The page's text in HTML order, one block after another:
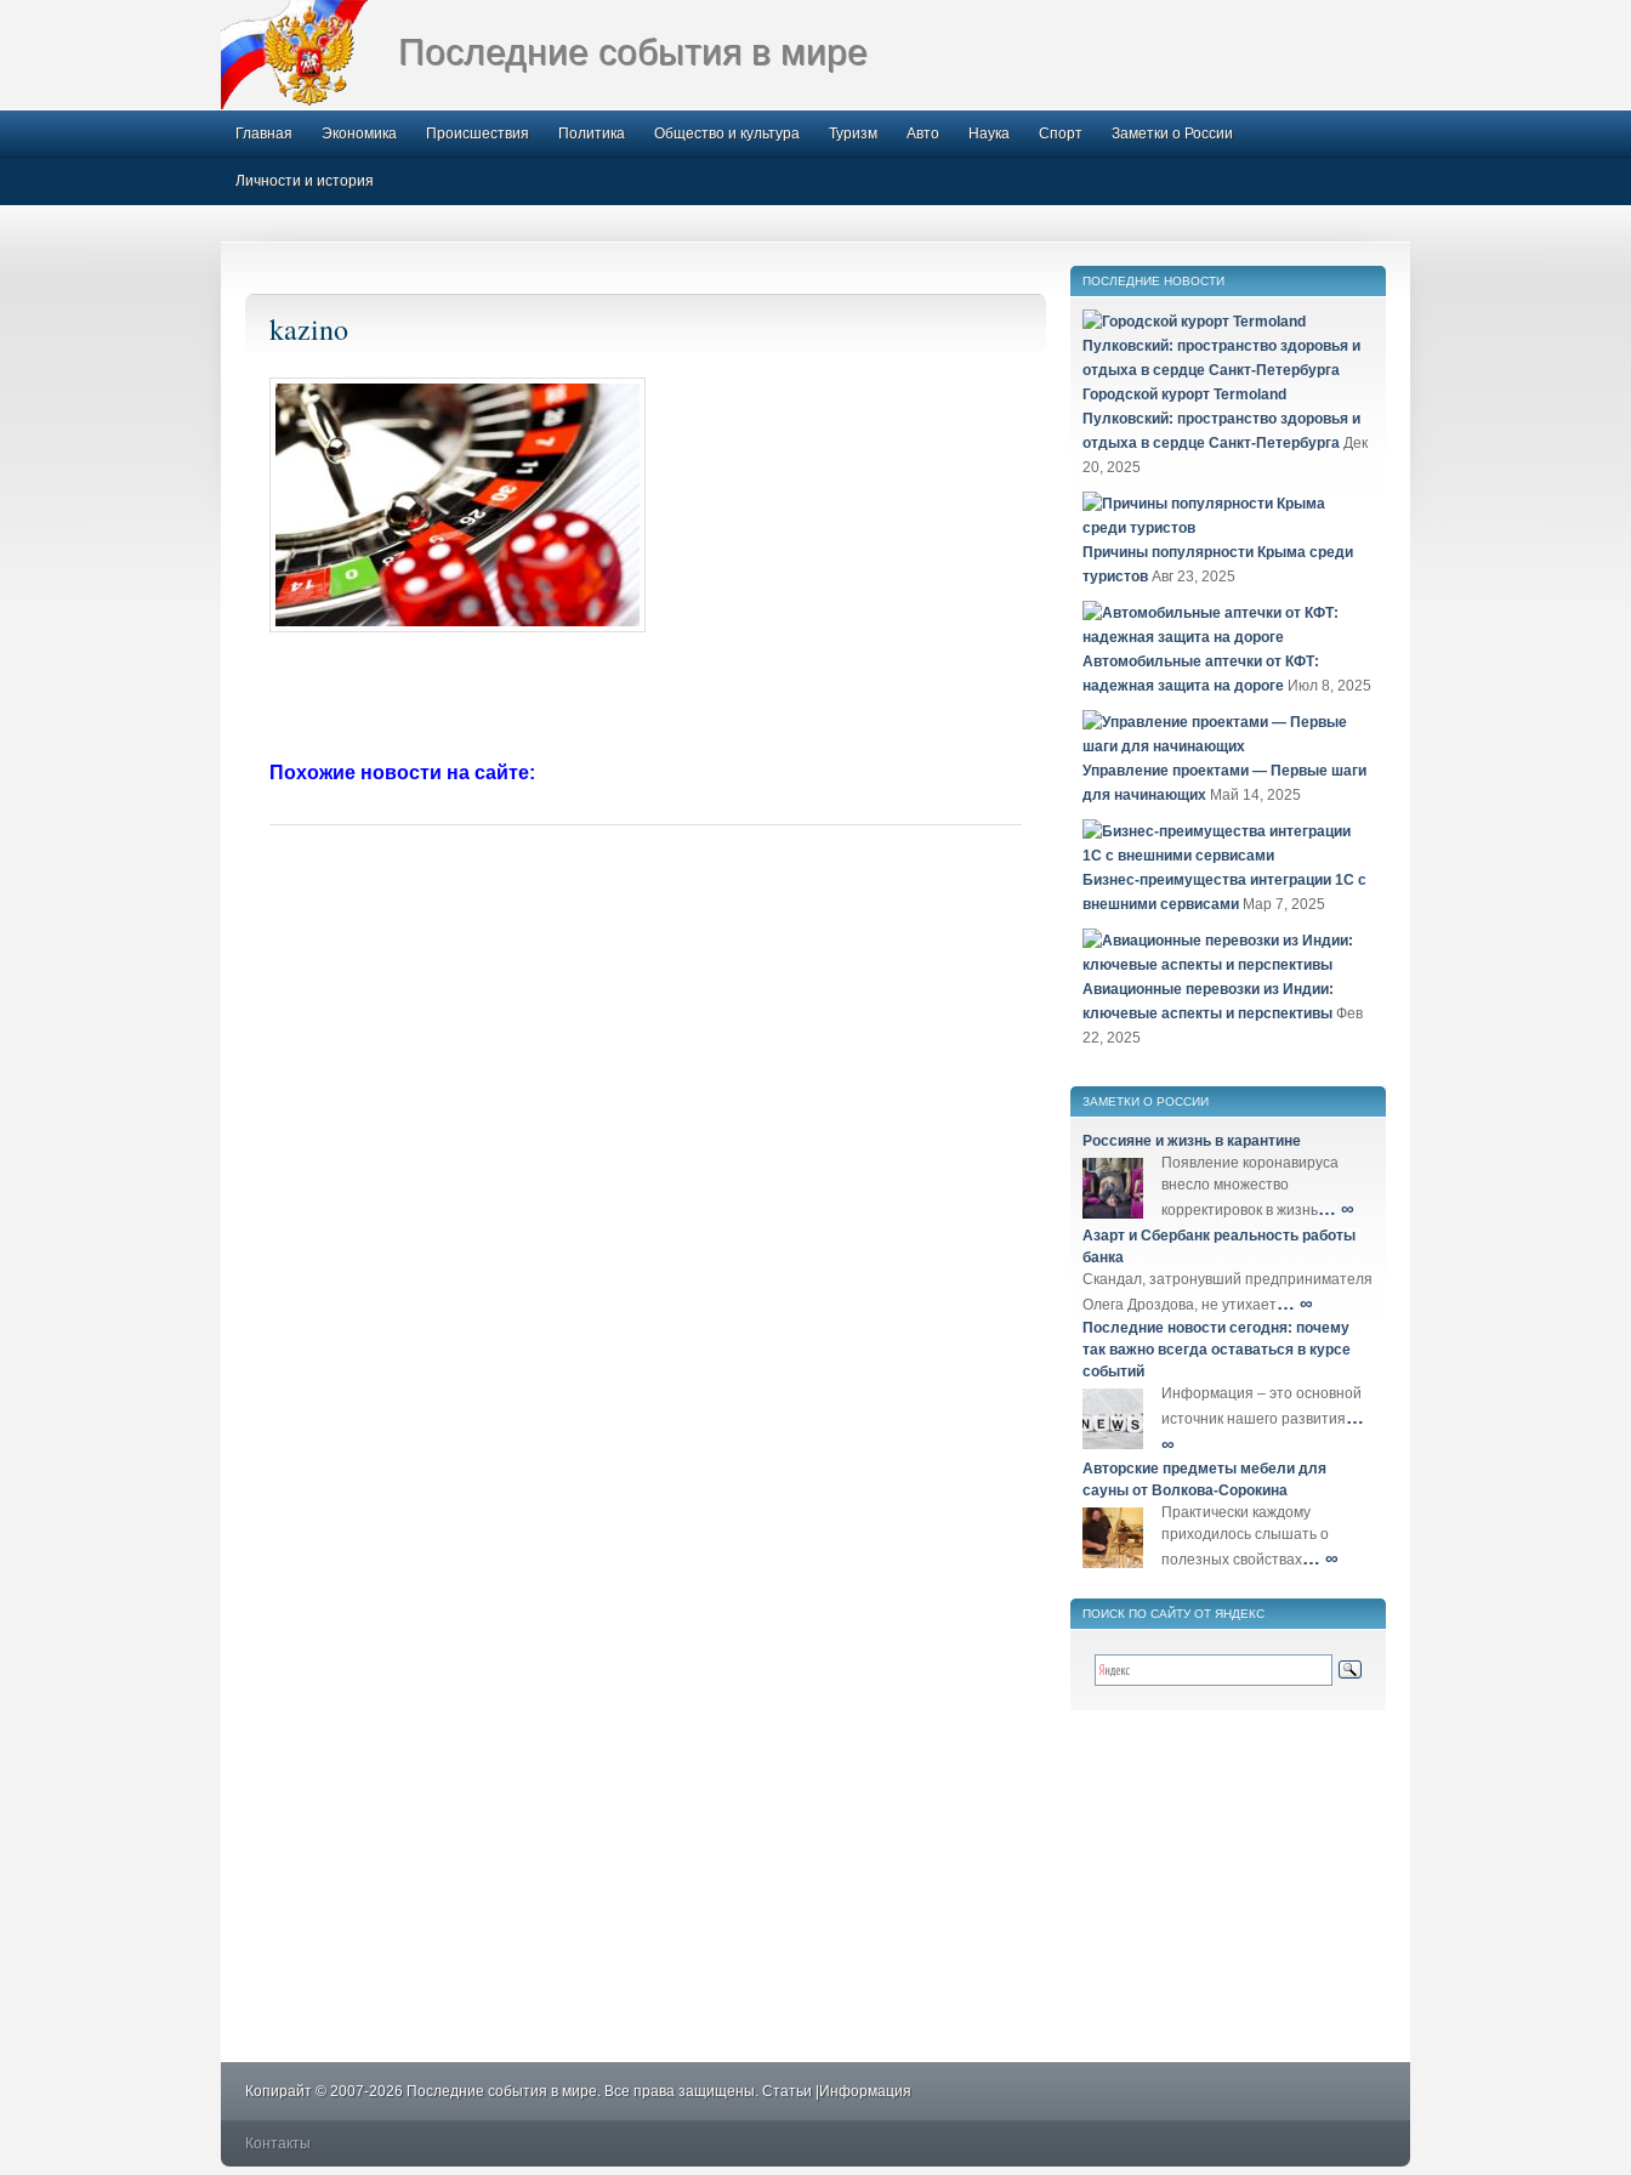
Последние события в мире
Главная Экономика Происшествия Политика Общество и культура Туризм Авто Наука Спорт Заметки о России
Личности и история
kazino
Похожие новости на сайте:
ПОСЛЕДНИЕ НОВОСТИ
Городской курорт Termoland
Пулковский: пространство здоровья и
отдыха в сердце Санкт-Петербурга Дек
20, 2025
Причины популярности Крыма среди
туристов Авг 23, 2025
Автомобильные аптечки от КФТ:
надежная защита на дороге Июл 8, 2025
Управление проектами — Первые шаги
для начинающих Май 14, 2025
Бизнес-преимущества интеграции 1С с
внешними сервисами Мар 7, 2025
Авиационные перевозки из Индии:
ключевые аспекты и перспективы Фев
22, 2025
ЗАМЕТКИ О РОССИИ
Россияне и жизнь в карантине
Появление коронавируса
внесло множество
корректировок в жизнь… ∞
Азарт и Сбербанк реальность работы
банка
Скандал, затронувший предпринимателя
Олега Дроздова, не утихает… ∞
Последние новости сегодня: почему
так важно всегда оставаться в курсе
событий
Информация – это основной
источник нашего развития…
∞
Авторские предметы мебели для
сауны от Волкова-Сорокина
Практически каждому
приходилось слышать о
полезных свойствах… ∞
ПОИСК ПО САЙТУ ОТ ЯНДЕКС
Копирайт © 2007-2026 Последние события в мире. Все права защищены. Статьи |Информация
Контакты